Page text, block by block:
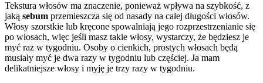
Tekstura włosów ma znaczenie, ponieważ wpływa na szybkość, z
jaką sebum przemieszcza się od nasady na całej długości włosów.
Włosy szorstkie lub kręcone spowalniają jego rozprzestrzenianie się
po włosach, więc jeśli masz takie włosy, wystarczy, że będziesz je
myć raz w tygodniu. Osoby o cienkich, prostych włosach będą
musiały myć je dwa razy w tygodniu lub częściej. Ja mam
delikatniejsze włosy i myję je trzy razy w tygodniu.